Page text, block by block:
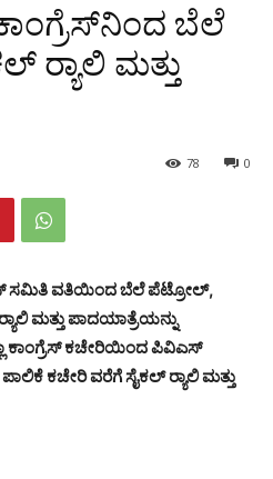
ಬೆಲೆ
ರ್‍ಯಾಲಿ ಮತ್ತು
0
78
ಸಮಿತಿ ವತಿಯಿಂದ ಬೆಲೆ ಪೆಟ್ರೋಲ್,
ಮತ್ತು ಪಾದಯಾತ್ರೆಯನ್ನು
ಕಾಂಗ್ರೆಸ್ ಕಚೇರಿಯಿಂದ ಪಿವಿಎಸ್
ಕಚೇರಿ ವರೆಗೆ ಸೈಕಲ್ ರ್‍ಯಾಲಿ ಮತ್ತು